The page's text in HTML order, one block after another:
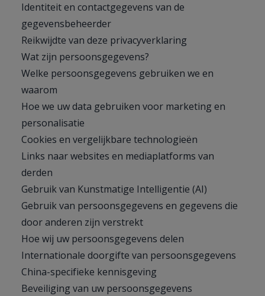
Identiteit en contactgegevens van de
gegevensbeheerder
Reikwijdte van deze privacyverklaring
Wat zijn persoonsgegevens?
Welke persoonsgegevens gebruiken we en
waarom
Hoe we uw data gebruiken voor marketing en
personalisatie
Cookies en vergelijkbare technologieën
Links naar websites en mediaplatforms van
derden
Gebruik van Kunstmatige Intelligentie (AI)
Gebruik van persoonsgegevens en gegevens die
door anderen zijn verstrekt
Hoe wij uw persoonsgegevens delen
Internationale doorgifte van persoonsgegevens
China-specifieke kennisgeving
Beveiliging van uw persoonsgegevens